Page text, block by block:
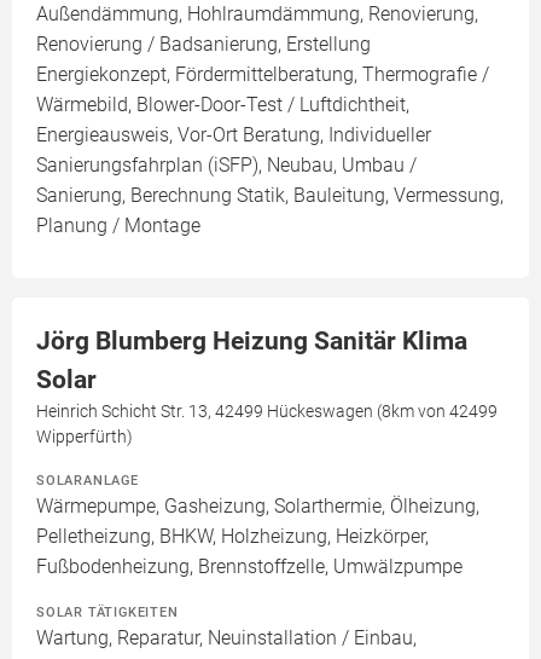
Außendämmung, Hohlraumdämmung, Renovierung,
Renovierung / Badsanierung, Erstellung
Energiekonzept, Fördermittelberatung, Thermografie /
Wärmebild, Blower-Door-Test / Luftdichtheit,
Energieausweis, Vor-Ort Beratung, Individueller
Sanierungsfahrplan (iSFP), Neubau, Umbau /
Sanierung, Berechnung Statik, Bauleitung, Vermessung,
Planung / Montage
Jörg Blumberg Heizung Sanitär Klima
Solar
Heinrich Schicht Str. 13, 42499 Hückeswagen (8km von 42499
Wipperfürth)
SOLARANLAGE
Wärmepumpe, Gasheizung, Solarthermie, Ölheizung,
Pelletheizung, BHKW, Holzheizung, Heizkörper,
Fußbodenheizung, Brennstoffzelle, Umwälzpumpe
SOLAR TÄTIGKEITEN
Wartung, Reparatur, Neuinstallation / Einbau,